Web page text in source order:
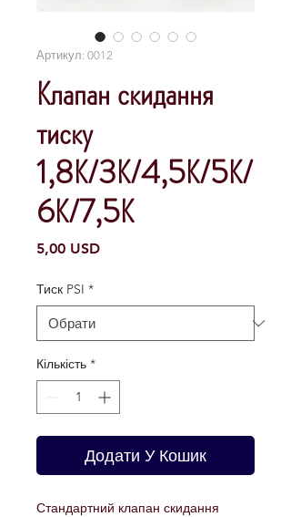
Артикул: 0012
Клапан скидання
тиску
1,8К/3К/4,5К/5К/
6К/7,5К
5,00 USDЦіна
Тиск PSI *
Кількість *
Додати У Кошик
Стандартний клапан скидання